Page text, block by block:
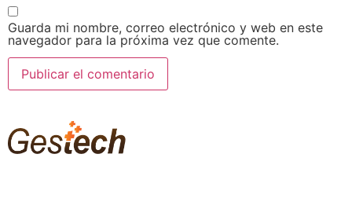
Guarda mi nombre, correo electrónico y web en este
navegador para la próxima vez que comente.